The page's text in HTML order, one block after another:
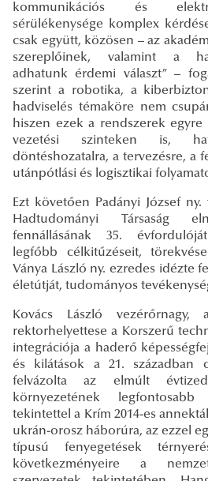
kommunikációs és
sérülékenysége komplex
csak együtt, közösen – az
szereplőinek, valamint a
adhatunk érdemi választ” –
szerint a robotika, a
hadviselés témaköre nem
hiszen ezek a rendszerek
vezetési szinteken is,
döntéshozatalra, a tervezésre, a
utánpótlási és logisztikai
Ezt követően Padányi József ny.
Hadtudományi Társaság
fennállásának 35.
legfőbb célkitűzéseit,
Ványa László ny. ezredes idézte
életútját, tudományos
Kovács László vezérőrnagy,
rektorhelyettese a Korszerű
integrációja a haderő
és kilátások a 21. században
felvázolta az elmúlt
környezetének
tekintettel a Krím 2014-es
ukrán-orosz háborúra, az ezzel
típusú fenyegetések
következményeire a